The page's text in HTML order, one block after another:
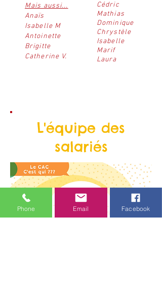
Mais aussi...
Anaïs
Isabelle M
Antoinette
Brigitte
Catherine V.
Cédric
Mathias
Dominique
Chrystèle
Isabelle
Marif
Laura
L'équipe des
salariés
Phone Email Facebook